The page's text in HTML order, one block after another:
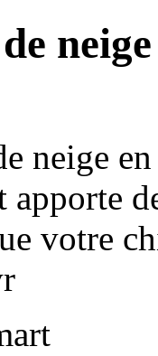
neige
apporte
votre